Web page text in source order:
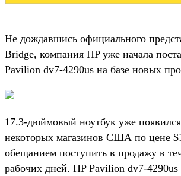
Не дождавшись официального
Bridge, компания HP уже начала
Pavilion dv7-4290us на базе новых
17.3-дюймовый ноутбук уже
некоторых магазинов США по цене
обещанием поступить в продажу в
рабочих дней. HP Pavilion dv7-